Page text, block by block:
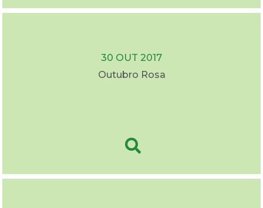
30 OUT 2017
Outubro Rosa